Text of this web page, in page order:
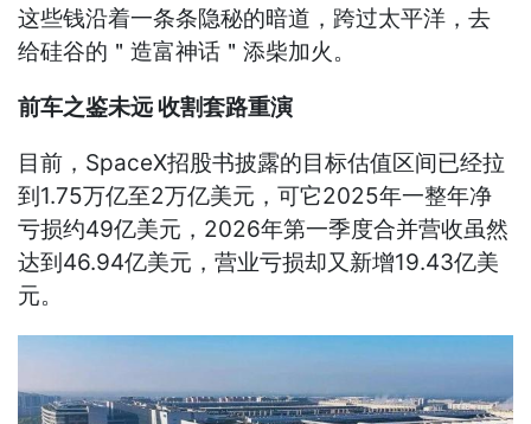
这些钱沿着一条条隐秘的暗道，跨过太平洋，去
给硅谷的＂造富神话＂添柴加火。
前车之鉴未远 收割套路重演
目前，SpaceX招股书披露的目标估值区间已经拉
到1.75万亿至2万亿美元，可它2025年一整年净
亏损约49亿美元，2026年第一季度合并营收虽然
达到46.94亿美元，营业亏损却又新增19.43亿美
元。